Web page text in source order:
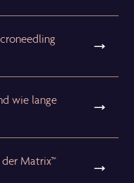
wie lange
Matrix™